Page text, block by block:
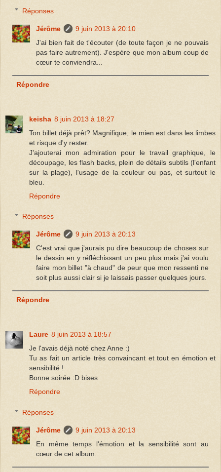
Réponses
Jérôme
9 juin 2013 à 20:10
J'ai bien fait de t'écouter (de toute façon je ne pouvais
pas faire autrement). J'espère que mon album coup de
cœur te conviendra...
Répondre
keisha 8 juin 2013 à 18:27
Ton billet déjà prêt? Magnifique, le mien est dans les limbes
et risque d'y rester.
J'ajouterai mon admiration pour le travail graphique, le
découpage, les flash backs, plein de détails subtils (l'enfant
sur la plage), l'usage de la couleur ou pas, et surtout le
bleu.
Répondre
Réponses
Jérôme
9 juin 2013 à 20:13
C'est vrai que j'aurais pu dire beaucoup de choses sur
le dessin en y réfléchissant un peu plus mais j'ai voulu
faire mon billet "à chaud" de peur que mon ressenti ne
soit plus aussi clair si je laissais passer quelques jours.
Répondre
Laure 8 juin 2013 à 18:57
Je l'avais déjà noté chez Anne :)
Tu as fait un article très convaincant et tout en émotion et
sensibilité !
Bonne soirée :D bises
Répondre
Réponses
Jérôme
9 juin 2013 à 20:13
En même temps l'émotion et la sensibilité sont au
cœur de cet album.